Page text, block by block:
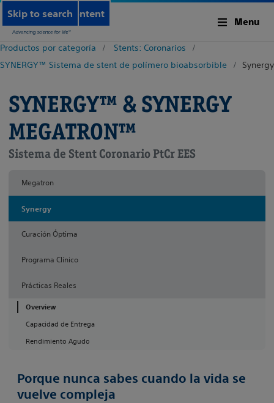
Skip to main content
Skip to search
Menu
Productos por categoría
Stents: Coronarios
SYNERGY™ Sistema de stent de polímero bioabsorbible
Synergy
SYNERGY™ & SYNERGY
MEGATRON™
Sistema de Stent Coronario PtCr EES
Megatron
Synergy
Curación Óptima
Programa Clínico
Prácticas Reales
Overview
Capacidad de Entrega
Rendimiento Agudo
Porque nunca sabes cuando la vida se
vuelve compleja